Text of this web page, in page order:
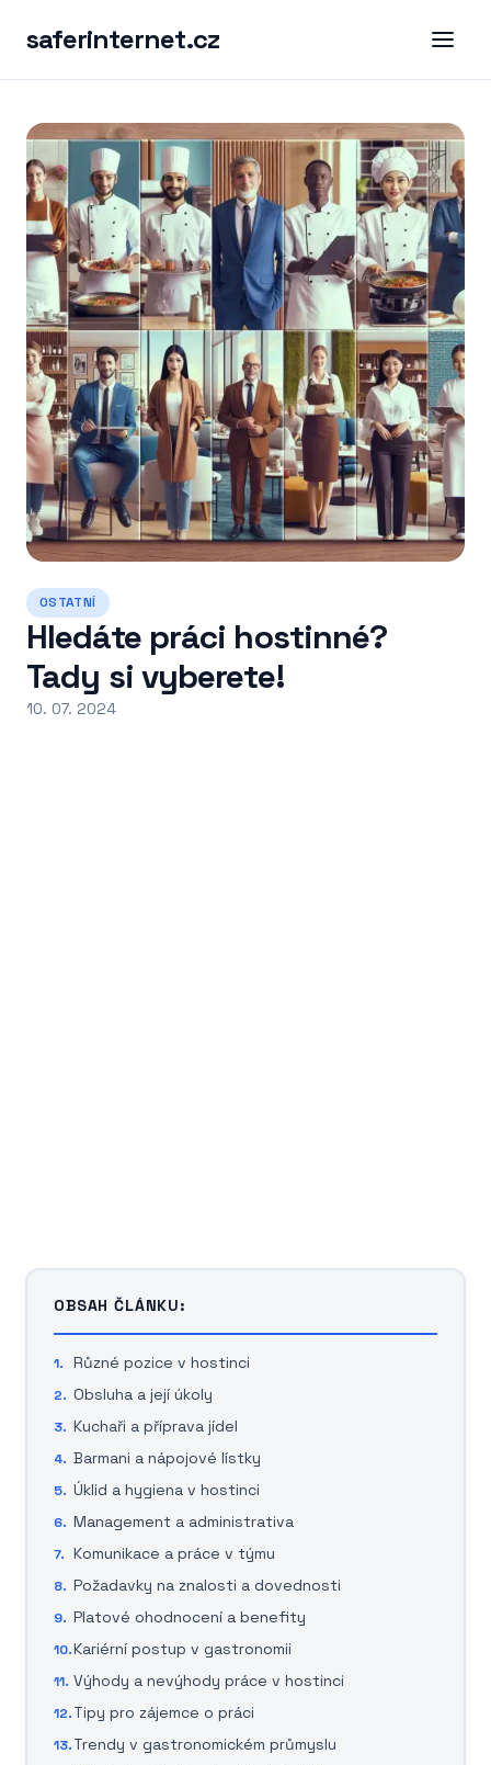
saferinternet.cz
OSTATNÍ
Hledáte práci hostinné?
Tady si vyberete!
10. 07. 2024
OBSAH ČLÁNKU:
Různé pozice v hostinci
Obsluha a její úkoly
Kuchaři a příprava jídel
Barmani a nápojové lístky
Úklid a hygiena v hostinci
Management a administrativa
Komunikace a práce v týmu
Požadavky na znalosti a dovednosti
Platové ohodnocení a benefity
Kariérní postup v gastronomii
Výhody a nevýhody práce v hostinci
Tipy pro zájemce o práci
Trendy v gastronomickém průmyslu